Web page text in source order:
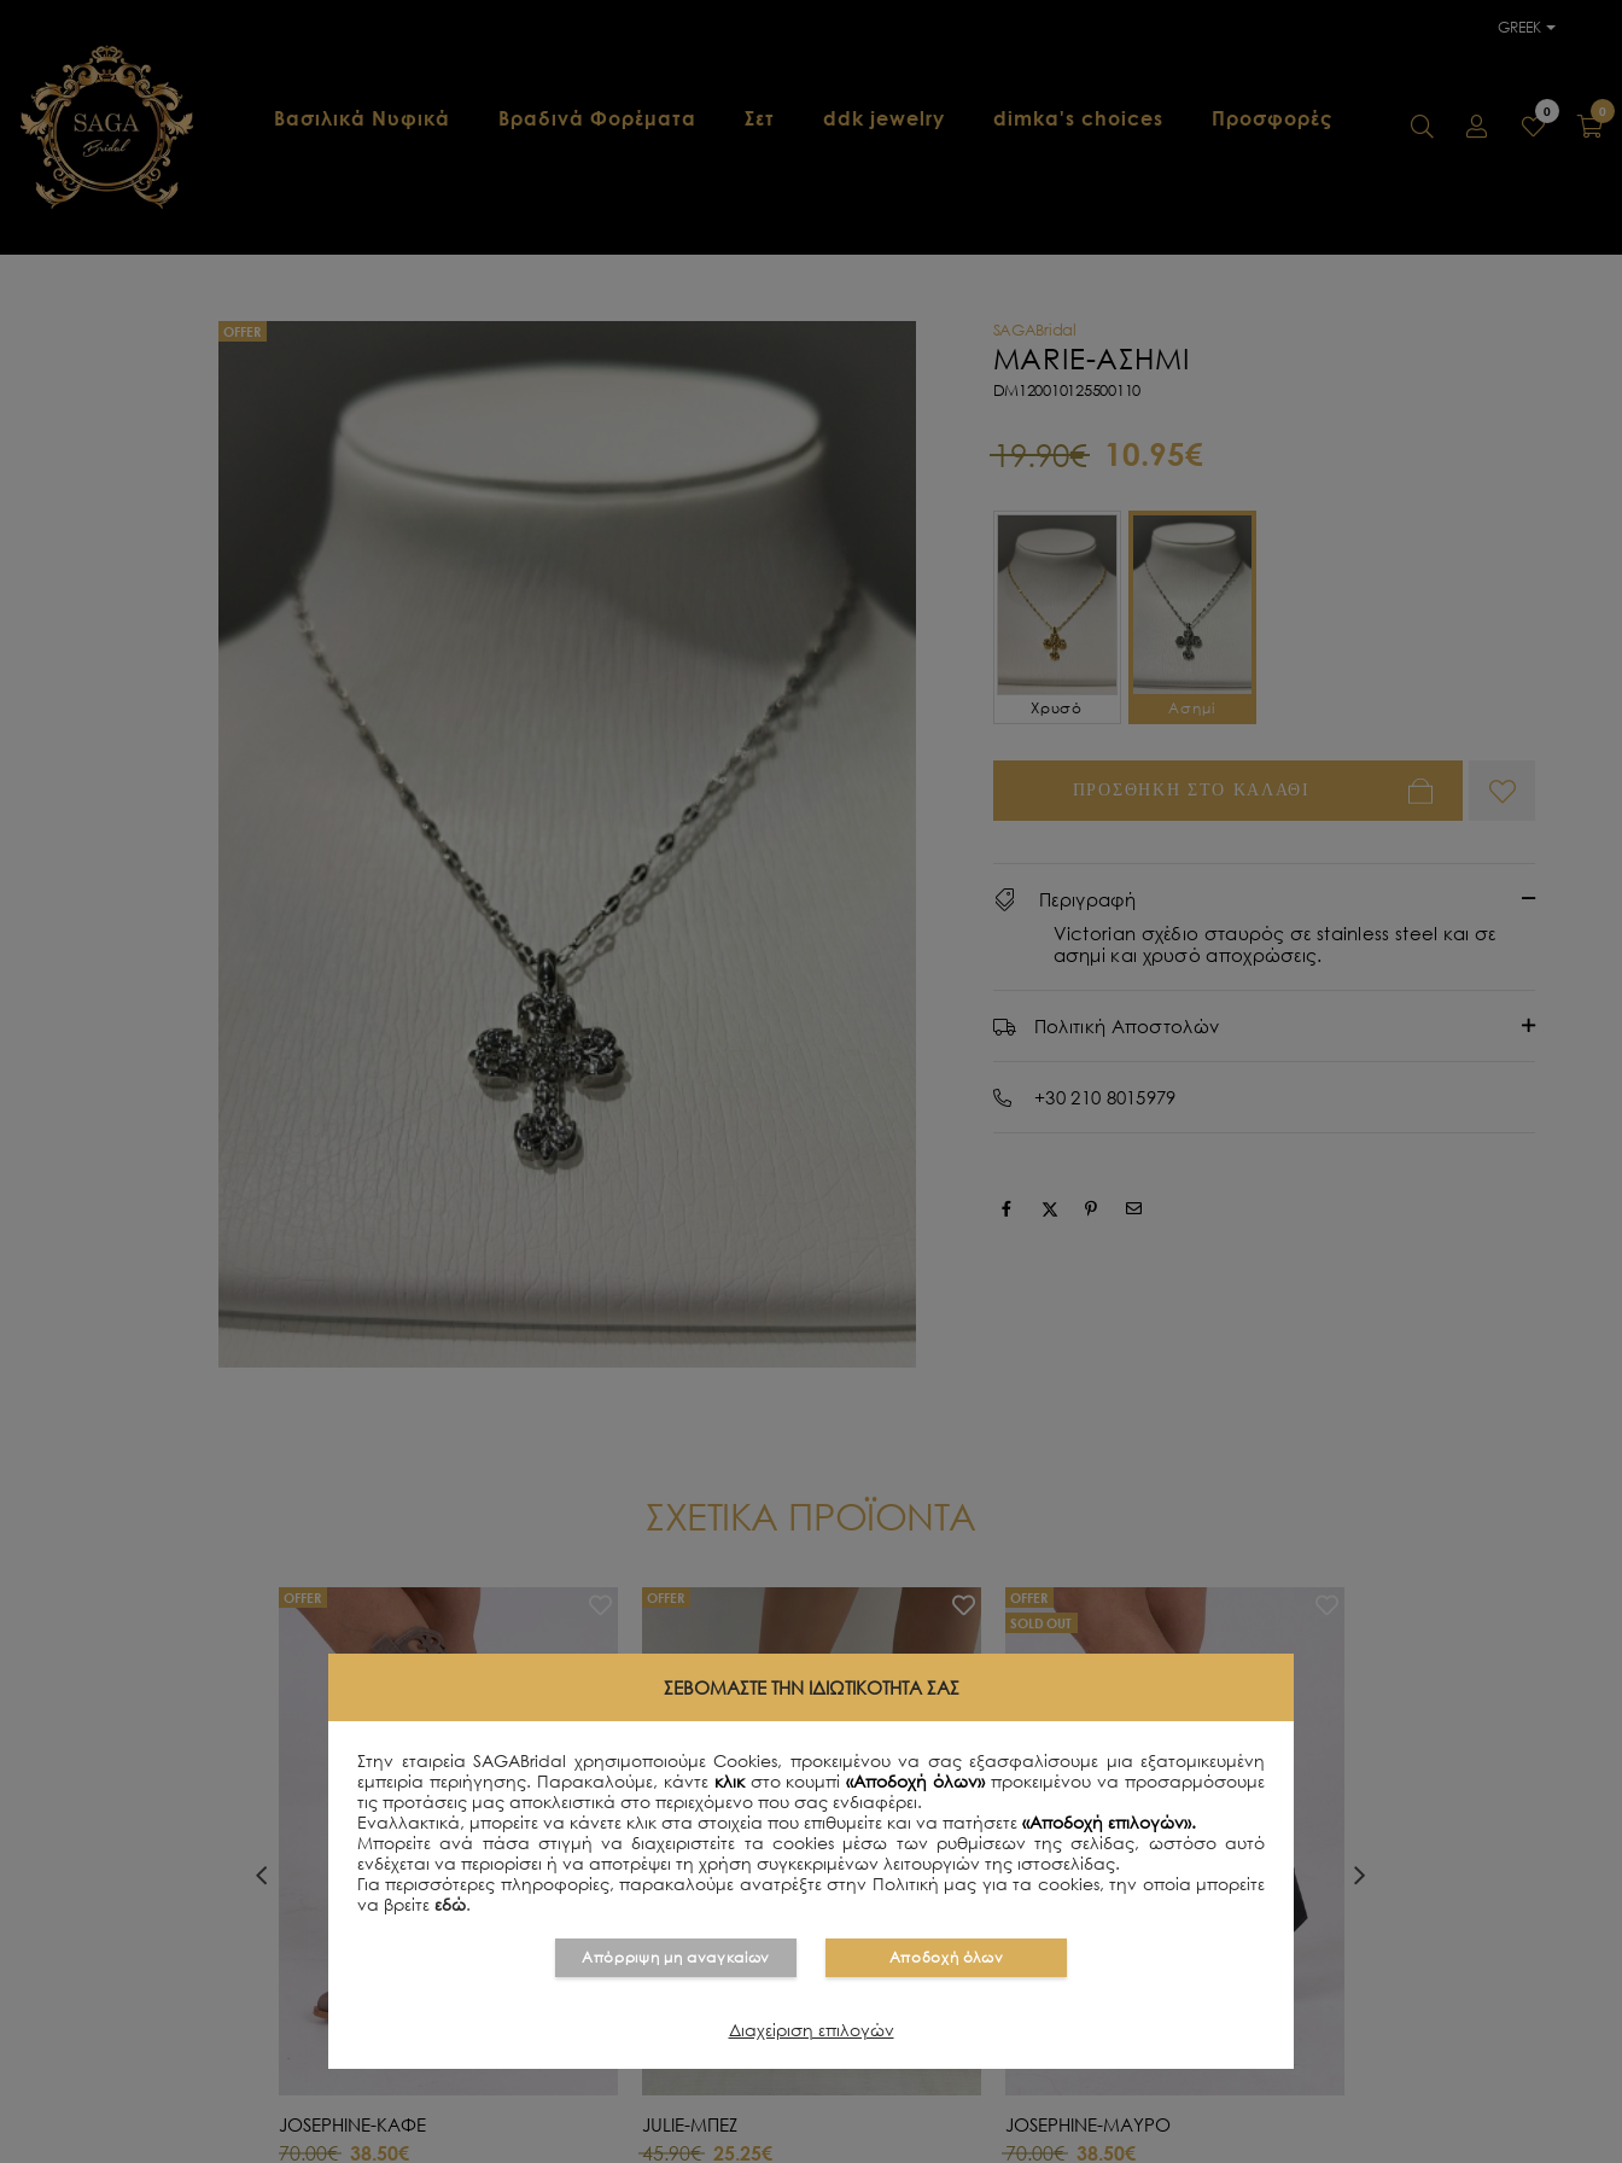
GREEK
Βασιλικά Νυφικά Βραδινά Φορέματα Σετ ddk jewelry dimka's choices Προσφορές 0 0
OFFER SAGABridal
MARIE-ΑΣΗΜΙ
DM120010125500110
19.90€ 10.95€
Χρυσό Ασημί
ΠΡΟΣΘΗΚΗ ΣΤΟ ΚΑΛΑΘΙ
Περιγραφή
Victorian σχέδιο σταυρός σε stainless steel και σε
ασημί και χρυσό αποχρώσεις.
Πολιτική Αποστολών
+30 210 8015979
ΣΧΕΤΙΚΑ ΠΡΟΪΟΝΤΑ
OFFER
JOSEPHINE-ΚΑΦΕ
70.00€ 38.50€
OFFER
JULIE-ΜΠΕΖ
45.90€ 25.25€
OFFER
SOLD OUT
JOSEPHINE-ΜΑΥΡΟ
70.00€ 38.50€
ΣΕΒΌΜΑΣΤΕ ΤΗΝ ΙΔΙΩΤΙΚΌΤΗΤΆ ΣΑΣ
Στην εταιρεία SAGABridal χρησιμοποιούμε Cookies, προκειμένου να σας εξασφαλίσουμε μια εξατομικευμένη
εμπειρία περιήγησης. Παρακαλούμε, κάντε κλικ στο κουμπί«Αποδοχή όλων»προκειμένου να προσαρμόσουμε
τις προτάσεις μας αποκλειστικά στο περιεχόμενο που σας ενδιαφέρει.
Εναλλακτικά, μπορείτε να κάνετε κλικ στα στοιχεία που επιθυμείτε και να πατήσετε «Αποδοχή επιλογών».
Μπορείτε ανά πάσα στιγμή να διαχειριστείτε τα cookies μέσω των ρυθμίσεων της σελίδας, ωστόσο αυτό
ενδέχεται να περιορίσει ή να αποτρέψει τη χρήση συγκεκριμένων λειτουργιών της ιστοσελίδας.
Για περισσότερες πληροφορίες, παρακαλούμε ανατρέξτε στην Πολιτική μας για τα cookies, την οποία μπορείτε
να βρείτε εδώ.
Απόρριψη μη αναγκαίων Αποδοχή όλων
Διαχείριση επιλογών